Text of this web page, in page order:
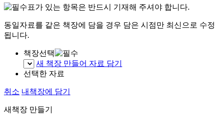
표가 있는 항목은 반드시 기재해 주셔야 합니다.
동일자료를 같은 책장에 담을 경우 담은 시점만 최신으로 수정
됩니다.
책장선택
새 책장 만들어 자료 담기
선택한 자료
취소 내책장에 담기
새책장 만들기